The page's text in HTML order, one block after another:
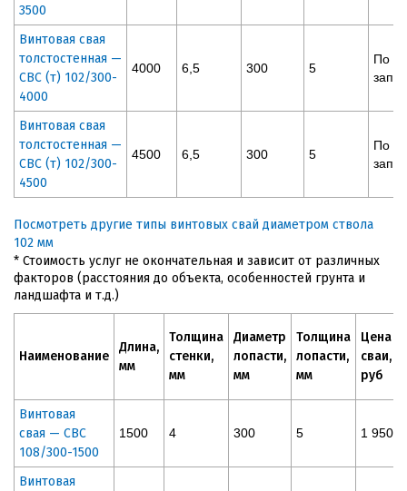
3500
Винтовая свая
толстостенная —
СВС (т) 102/300-
4000
4000 6,5 300 5
По
Винтовая свая
толстостенная —
СВС (т) 102/300-
4500
4500 6,5 300 5
По
Посмотреть другие типы винтовых свай диаметром ствола
102 мм
* Стоимость услуг не окончательная и зависит от различных
факторов (расстояния до объекта, особенностей грунта и
ландшафта и т.д.)
Наименование
Длина,
мм
Толщина
стенки,
мм
Диаметр
лопасти,
мм
Толщина
лопасти,
мм
Цена
сваи,
руб
Винтовая
свая — СВС
108/300-1500
1500 4 300 5 1 950
Винтовая